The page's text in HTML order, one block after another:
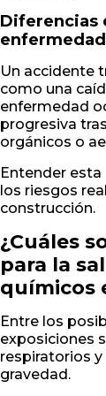
Diferencias
Un accidente
como una
enfermedad
progresiva
orgánicos o
Entender
los riesgos
construcción.
¿Cuáles
para la
químicos
Entre los
exposiciones
respiratorios
gravedad.